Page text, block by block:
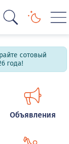
сотовый
года!
Объявления